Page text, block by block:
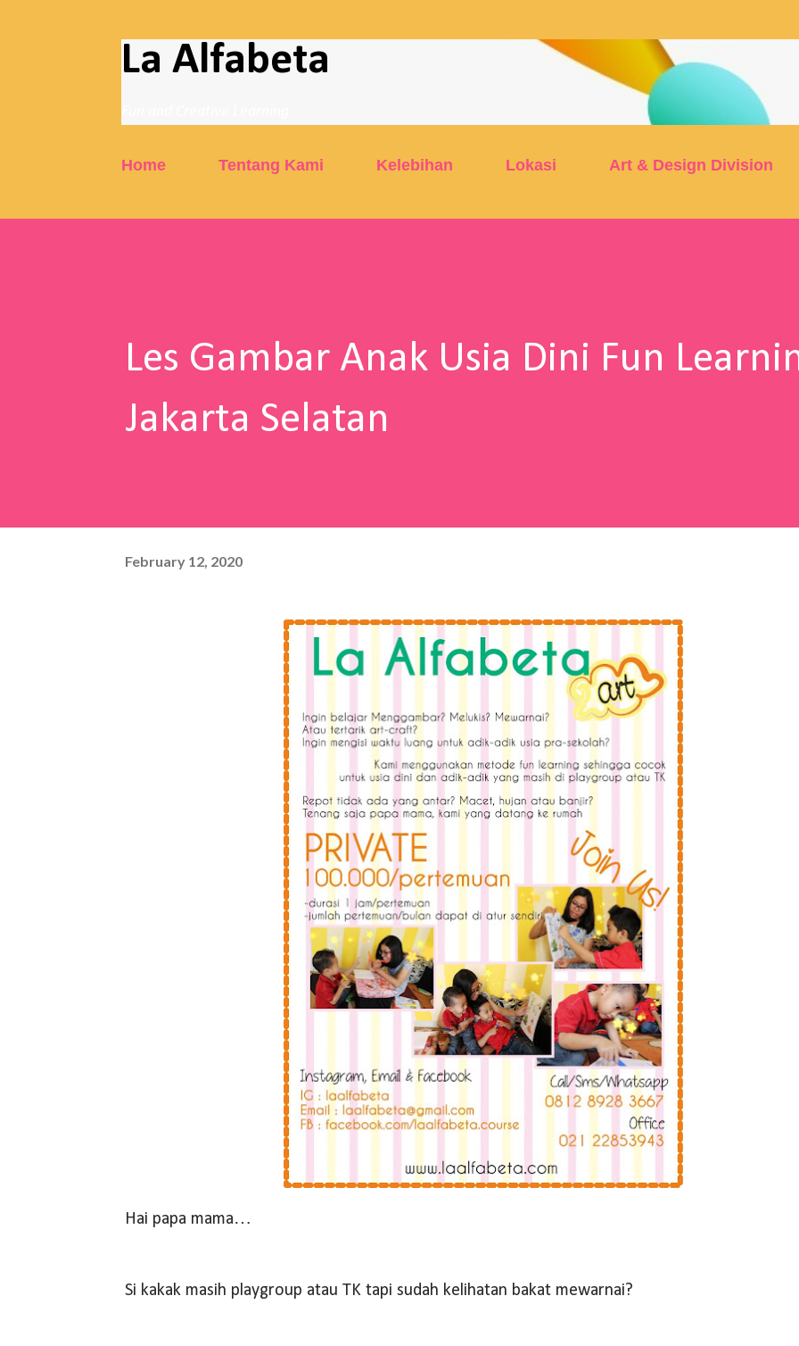
La Alfabeta
Home Tentang Kami Kelebihan Lokasi Art & Design Division
Les Gambar Anak Usia Dini Fun
Jakarta Selatan
February 12, 2020
Hai papa mama…
Si kakak masih playgroup atau TK tapi sudah kelihatan bakat mewarnai?